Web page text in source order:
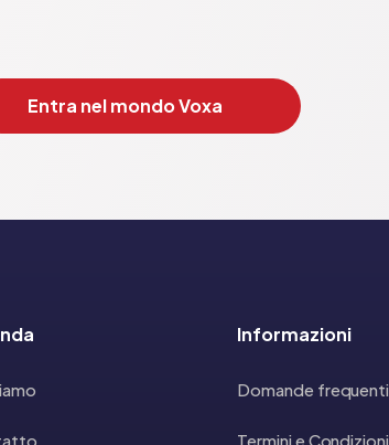
Entra nel mondo Voxa
Informazioni
Domande frequenti
Termini e Condizioni